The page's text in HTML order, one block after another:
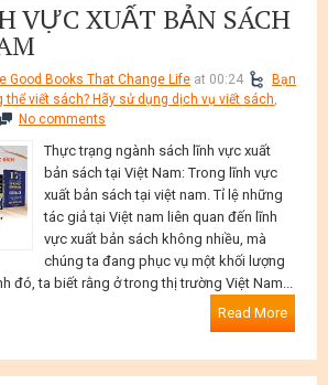
VỰC XUẤT BẢN SÁCH
Good Books That Change Life at 00:24
Bạn
viết sách? Hãy sử dụng dịch vụ viết sách,
No comments
Thực trạng ngành sách lĩnh vực xuất
bản sách tại Việt Nam: Trong lĩnh vực
xuất bản sách tại việt nam. Tỉ lệ những
tác giả tại Việt nam liên quan đến lĩnh
vực xuất bản sách không nhiều, mà
chúng ta đang phục vụ một khối lượng
đó, ta biết rằng ở trong thị trường Việt Nam...
Read More